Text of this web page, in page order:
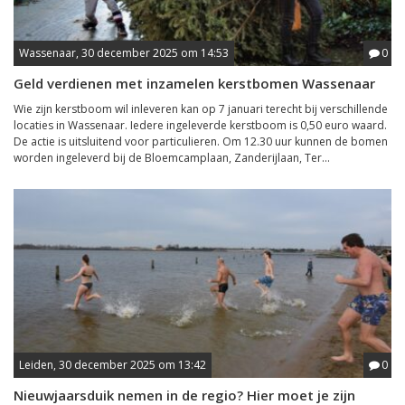
Wassenaar, 30 december 2025 om 14:53 0
Geld verdienen met inzamelen kerstbomen Wassenaar
Wie zijn kerstboom wil inleveren kan op 7 januari terecht bij verschillende
locaties in Wassenaar. Iedere ingeleverde kerstboom is 0,50 euro waard.
De actie is uitsluitend voor particulieren. Om 12.30 uur kunnen de bomen
worden ingeleverd bij de Bloemcamplaan, Zanderijlaan, Ter...
Leiden, 30 december 2025 om 13:42 0
Nieuwjaarsduik nemen in de regio? Hier moet je zijn